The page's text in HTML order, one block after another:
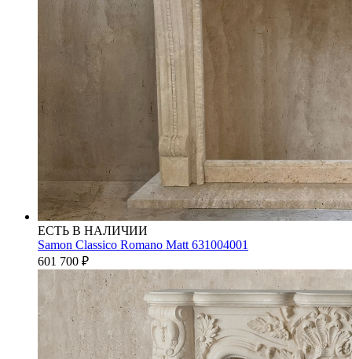
ЕСТЬ В НАЛИЧИИ
Samon Classico Romano Matt 631004001
601 700 ₽